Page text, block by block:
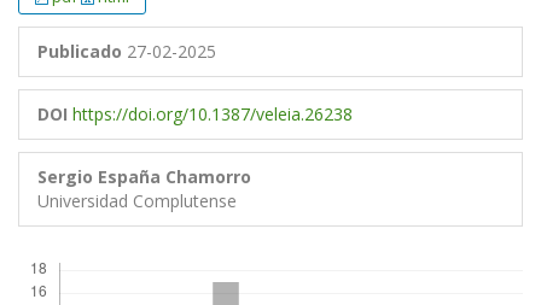
Publicado 27-02-2025
DOI https://doi.org/10.1387/veleia.26238
Sergio España Chamorro
Universidad Complutense